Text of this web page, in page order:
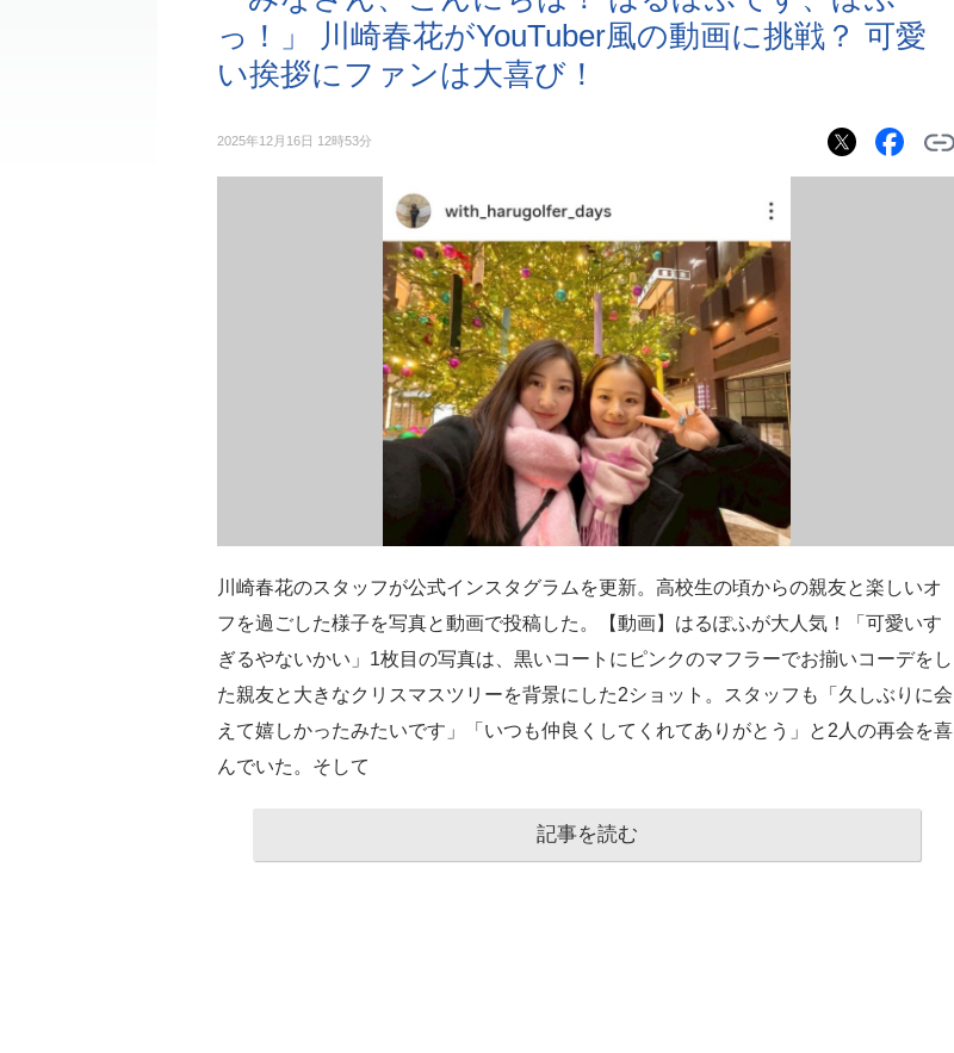
っ！」 川崎春花がYouTuber風の動画に挑戦？ 可愛
い挨拶にファンは大喜び！
2025年12月16日 12時53分
川崎春花のスタッフが公式インスタグラムを更新。高校生の頃からの親友と楽しいオ
フを過ごした様子を写真と動画で投稿した。【動画】はるぽふが大人気！「可愛いす
ぎるやないかい」1枚目の写真は、黒いコートにピンクのマフラーでお揃いコーデをし
た親友と大きなクリスマスツリーを背景にした2ショット。スタッフも「久しぶりに会
えて嬉しかったみたいです」「いつも仲良くしてくれてありがとう」と2人の再会を喜
んでいた。そして
記事を読む